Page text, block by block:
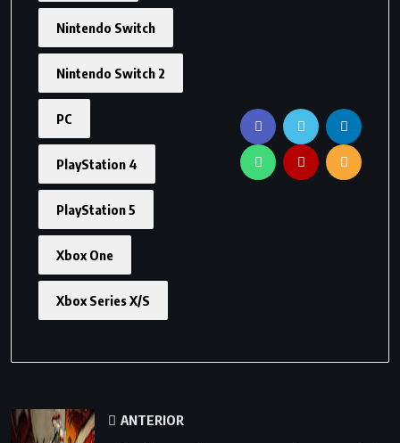
Nintendo Switch
Nintendo Switch 2
PC
PlayStation 4
PlayStation 5
Xbox One
Xbox Series X/S
ANTERIOR